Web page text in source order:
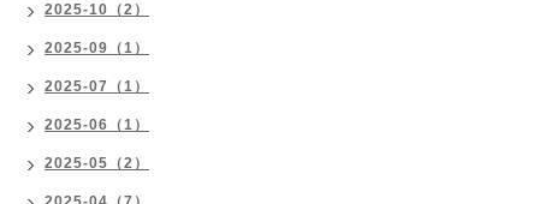
2025-10（2）
2025-09（1）
2025-07（1）
2025-06（1）
2025-05（2）